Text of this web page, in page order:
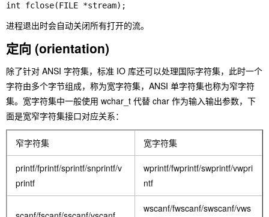
int fclose(FILE *stream);
进程退出时会自动关闭所有打开的流。
定向 (orientation)
除了针对 ANSI 字符集，标准 IO 库还可以处理国际字符集，此时一个
字符由多个字节组成，称为宽字符集，ANSI 单字符集也称为窄字符
集。宽字符集中一般使用 wchar_t 代替 char 作为输入输出参数，下
面是宽窄字符集接口对应关系：
窄字符集 宽字符集
printf/fprintf/sprintf/snprintf/v
printf
wprintf/fwprintf/swprintf/vwpri
ntf
wscanf/fwscanf/swscanf/vws